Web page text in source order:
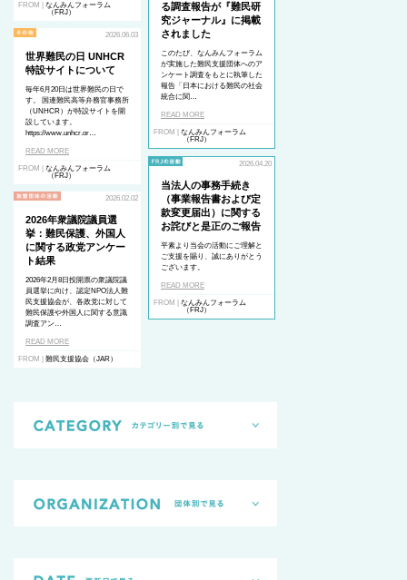
FROM | なんみんフォーラム
（FRJ）
る調査報告が『難民研
究ジャーナル』に掲載
されました
このたび、なんみんフォーラム
が実施した難民支援団体へのア
ンケート調査をもとに執筆した
報告「日本における難民の社会
統合に関…
READ MORE
FROM | なんみんフォーラム
（FRJ）
2026.06.03
世界難民の日 UNHCR
特設サイトについて
毎年6月20日は世界難民の日で
す。 国連難民高等弁務官事務所
（UNHCR）が特設サイトを開
設しています。
https://www.unhcr.or…
READ MORE
FROM | なんみんフォーラム
（FRJ）
2026.04.20
当法人の事務手続き
（事業報告書および定
款変更届出）に関する
お詫びと是正のご報告
平素より当会の活動にご理解と
ご支援を賜り、誠にありがとう
ございます。
READ MORE
FROM | なんみんフォーラム
（FRJ）
2026.02.02
2026年衆議院議員選
挙：難民保護、外国人
に関する政党アンケー
ト結果
2026年2月8日投開票の衆議院議
員選挙に向け、認定NPO法人難
民支援協会が、各政党に対して
難民保護や外国人に関する意識
調査アン…
READ MORE
FROM | 難民支援協会（JAR）